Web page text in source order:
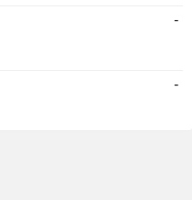
-
-